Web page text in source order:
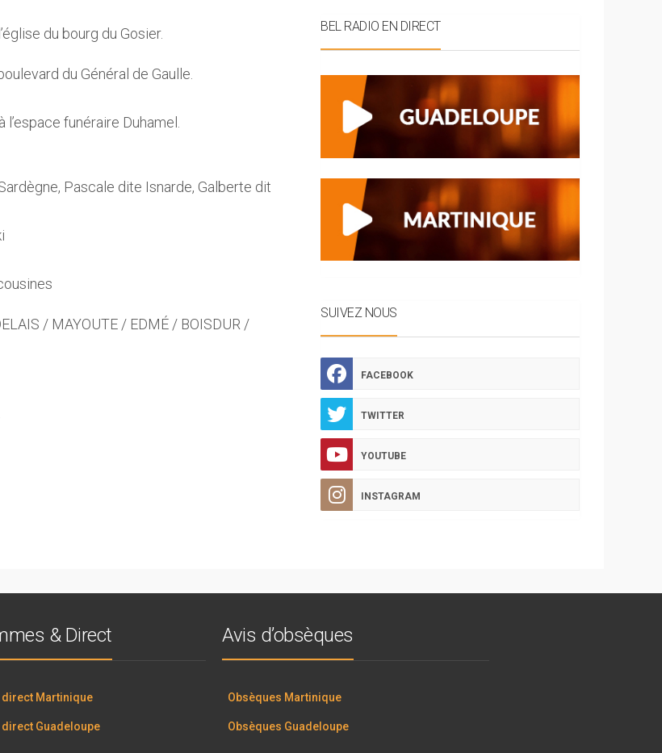
du bourg du Gosier.
du Général de Gaulle.
funéraire Duhamel.
Pascale dite Isnarde, Galberte dit
/ MAYOUTE / EDMÉ / BOISDUR /
BEL RADIO EN DIRECT
SUIVEZ NOUS
FACEBOOK
TWITTER
YOUTUBE
INSTAGRAM
& Direct
direct Martinique
direct Guadeloupe
Avis d’obsèques
Obsèques Martinique
Obsèques Guadeloupe